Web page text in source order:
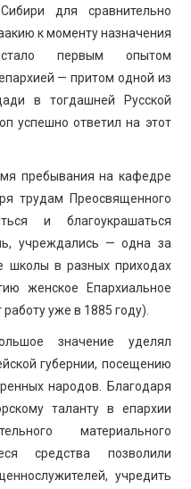
для сравнительно
к моменту назначения
первым опытом
— притом одной из
в тогдашней Русской
успешно ответил на этот
пребывания на кафедре
трудам Преосвященного
и благоукрашаться
учреждались — одна за
школы в разных приходах
женское Епархиальное
уже в 1885 году).
значение уделял
губернии, посещению
народов. Благодаря
таланту в епархии
материального
средства позволили
учредить